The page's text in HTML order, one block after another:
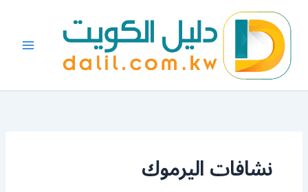
المحتوى
نشافات اليرموك